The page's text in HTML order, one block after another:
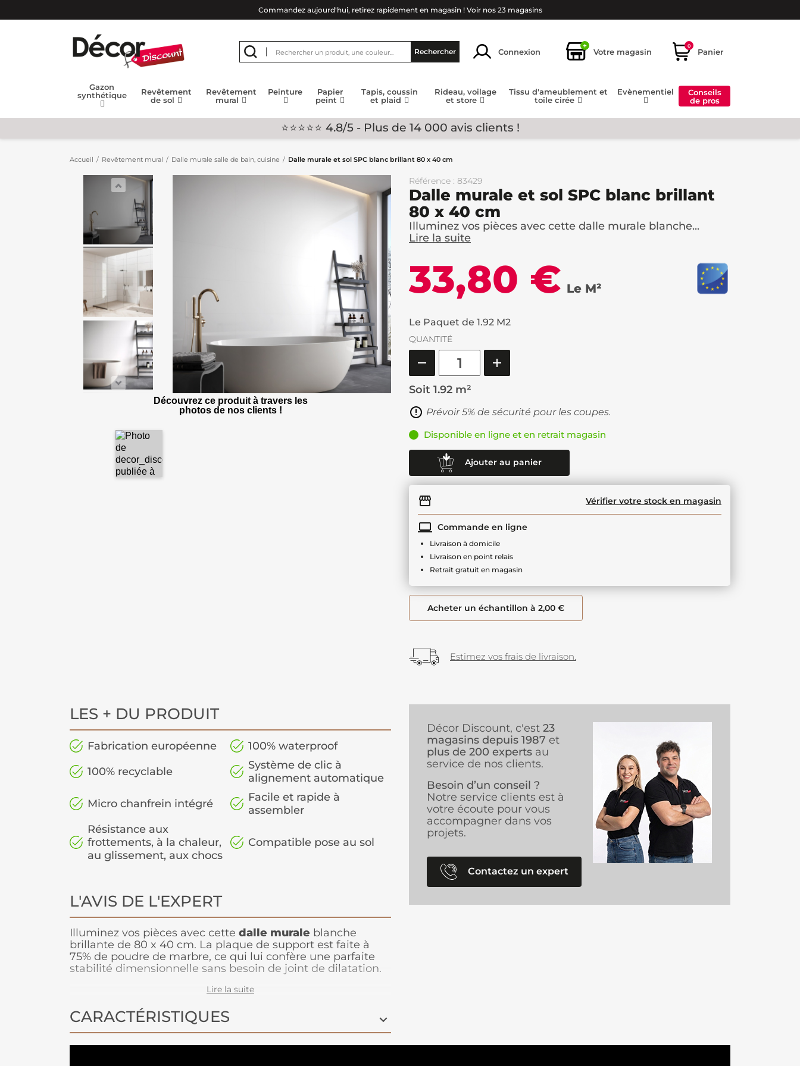
Commandez aujourd'hui, retirez rapidement en magasin ! Voir nos 23 magasins
Rechercher Connexion
+
Votre magasin
0
Panier
Gazon
synthétique
Revêtement
de sol
Revêtement
mural
Peinture
Papier
peint
Tapis, coussin
et plaid
Rideau, voilage
et store
Tissu d'ameublement et
toile cirée
Evènementiel
Conseils
de pros
⭐⭐⭐⭐⭐ 4.8/5 - Plus de 14 000 avis clients !
Accueil Revêtement mural Dalle murale salle de bain, cuisine Dalle murale et sol SPC blanc brillant 80 x 40 cm
Découvrez ce produit à travers les
photos de nos clients !
Référence : 83429
Dalle murale et sol SPC blanc brillant
80 x 40 cm
Illuminez vos pièces avec cette dalle murale blanche...
Lire la suite
33,80 € Le M²
Le Paquet de 1.92 M2
QUANTITÉ
Soit 1.92 m²
Prévoir 5% de sécurité pour les coupes.
Disponible en ligne et en retrait magasin
Ajouter au panier
Vérifier votre stock en magasin
Commande en ligne
Livraison à domicile
Livraison en point relais
Retrait gratuit en magasin
Acheter un échantillon à 2,00 €
Estimez vos frais de livraison.
LES + DU PRODUIT
Fabrication européenne
100% waterproof
100% recyclable
Système de clic à
alignement automatique
Micro chanfrein intégré
Facile et rapide à
assembler
Résistance aux
frottements, à la chaleur,
au glissement, aux chocs
Compatible pose au sol
L'AVIS DE L'EXPERT
Illuminez vos pièces avec cette dalle murale blanche
brillante de 80 x 40 cm. La plaque de support est faite à
75% de poudre de marbre, ce qui lui confère une parfaite
stabilité dimensionnelle sans besoin de joint de dilatation.
grande résistance aux frottements et poinçonnements. Son
frappe ni maillet, et il est totalement étanche. La dalle peut
se couper au cutter et s'encolle directement sur les
Lire la suite
CARACTÉRISTIQUES
Décor Discount, c'est 23
magasins depuis 1987 et
plus de 200 experts au
service de nos clients.
Besoin d’un conseil ?
Notre service clients est à
votre écoute pour vous
accompagner dans vos
projets.
Contactez un expert